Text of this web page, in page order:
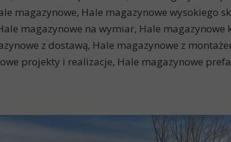
magazynowe, Hale magazynowe wysokiego
magazynowe na wymiar, Hale
z dostawą, Hale magazynowe z
projekty i realizacje, Hale magazynowe